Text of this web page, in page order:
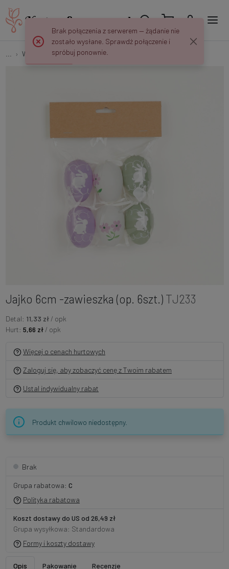
Wiszące Jajko 6cm -zawieszka (op. 6szt.) TJ233
Jajko 6cm -zawieszka (op. 6szt.) TJ233
Detal: 11,33 zł / opk
Hurt: 5,66 zł / opk
Więcej o cenach hurtowych
Zaloguj się, aby zobaczyć cenę z Twoim rabatem
Ustal indywidualny rabat
Produkt chwilowo niedostępny.
Brak
Grupa rabatowa: C
Polityka rabatowa
Koszt dostawy do US od 26,49 zł
Grupa wysyłkowa: Standardowa
Formy i koszty dostawy
Opis Pakowanie Recenzje
Brak połączenia z serwerem — żądanie nie
zostało wysłane. Sprawdź połączenie i
spróbuj ponownie.